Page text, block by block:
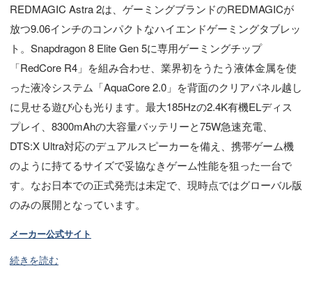
REDMAGIC Astra 2は、ゲーミングブランドのREDMAGICが
放つ9.06インチのコンパクトなハイエンドゲーミングタブレッ
ト。Snapdragon 8 Elite Gen 5に専用ゲーミングチップ
「RedCore R4」を組み合わせ、業界初をうたう液体金属を使
った液冷システム「AquaCore 2.0」を背面のクリアパネル越し
に見せる遊び心も光ります。最大185Hzの2.4K有機ELディス
プレイ、8300mAhの大容量バッテリーと75W急速充電、
DTS:X Ultra対応のデュアルスピーカーを備え、携帯ゲーム機
のように持てるサイズで妥協なきゲーム性能を狙った一台で
す。なお日本での正式発売は未定で、現時点ではグローバル版
のみの展開となっています。
メーカー公式サイト
続きを読む